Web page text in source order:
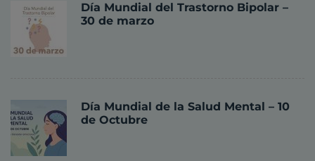
Día Mundial del Trastorno Bipolar –
30 de marzo
Día Mundial de la Salud Mental – 10
de Octubre